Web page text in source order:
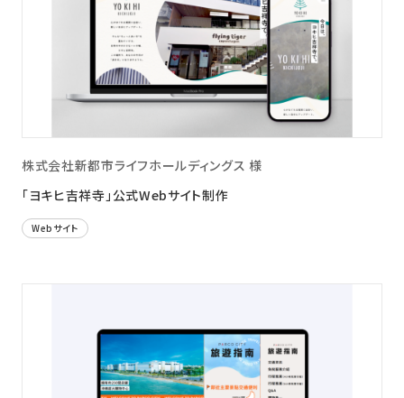
株式会社新都市ライフホールディングス 様
「ヨキヒ吉祥寺」公式Webサイト制作
Webサイト